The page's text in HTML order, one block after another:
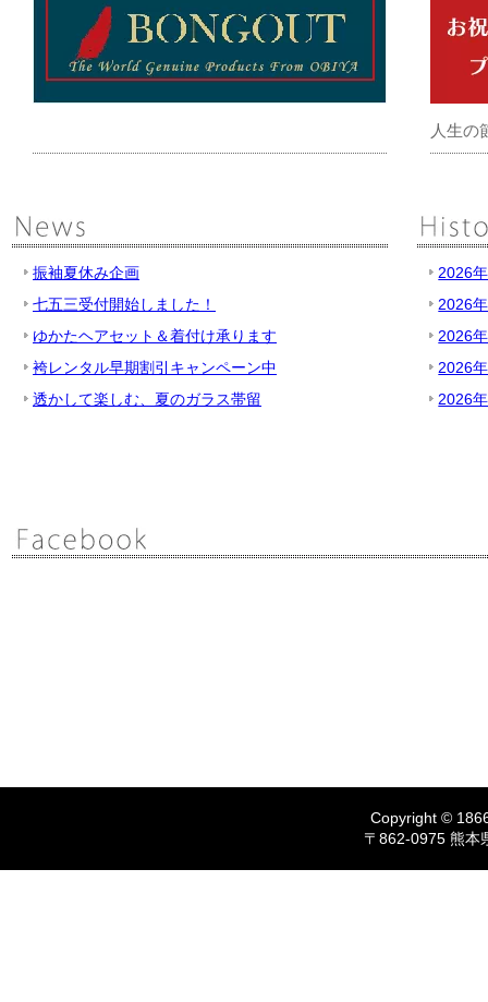
人生の
振袖夏休み企画
七五三受付開始しました！
ゆかたヘアセット＆着付け承ります
袴レンタル早期割引キャンペーン中
透かして楽しむ、夏のガラス帯留
2026
2026
2026
2026
2026
Copyright ©
〒862-0975 熊本